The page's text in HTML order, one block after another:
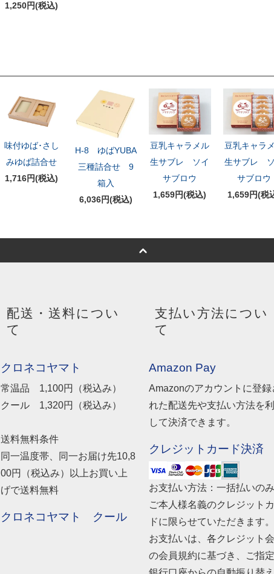
1,250円(税込)
味付ゆば･さし
みゆば詰合せ
1,716円(税込)
H-8 ゆばYUBA
三種詰合せ 9
箱入
6,036円(税込)
豆乳キャラメル
生サブレ ソイ
サブロウ
1,659円(税込)
豆乳キャラ
生サブレ
サブロウ
1,659円(税
配送・送料につい
て
クロネコヤマト
常温品 1,100円（税込み）
クール 1,320円（税込み）
送料無料条件
同一温度帯、同一お届け先10,8
00円（税込み）以上お買い上
げで送料無料
クロネコヤマト クール
支払い方法につい
て
Amazon Pay
Amazonのアカウントに登録
れた配送先や支払い方法を
して決済できます。
クレジットカード決済
お支払い方法：一括払いのみ
ご本人様名義のクレジット
ドに限らせていただきます。
お支払いは、各クレジット
の会員規約に基づき、ご指